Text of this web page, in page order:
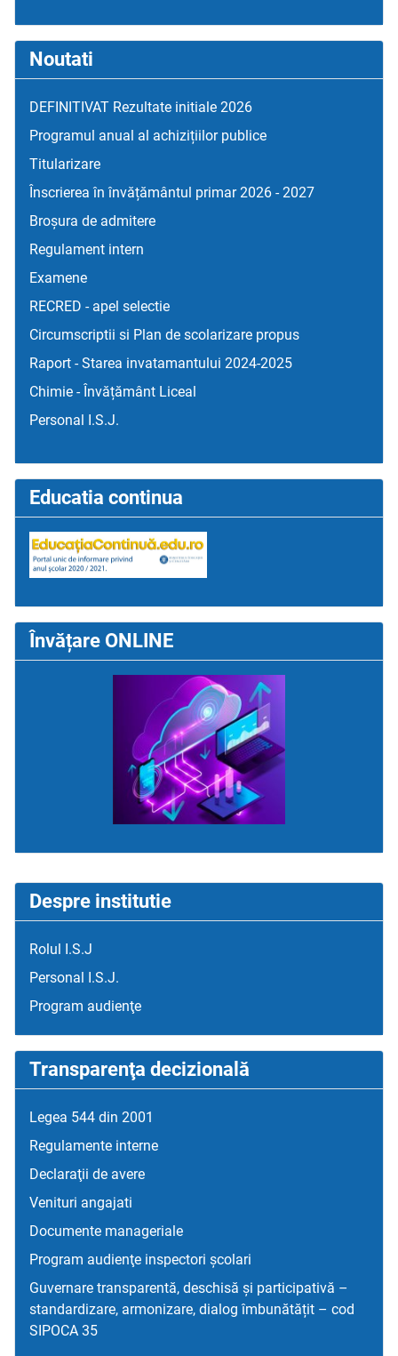
Despre institutie
Rolul I.S.J
Personal I.S.J.
Program audienţe
Transparenţa decizională
Legea 544 din 2001
Regulamente interne
Declaraţii de avere
Venituri angajati
Documente manageriale
Program audienţe inspectori școlari
Guvernare transparentă, deschisă și participativă –
standardizare, armonizare, dialog îmbunătățit – cod
SIPOCA 35
Noutati
DEFINITIVAT Rezultate initiale 2026
Programul anual al achizițiilor publice
Titularizare
Înscrierea în învățământul primar 2026 - 2027
Broșura de admitere
Regulament intern
Examene
RECRED - apel selectie
Circumscriptii si Plan de scolarizare propus
Raport - Starea invatamantului 2024-2025
Chimie - Învățământ Liceal
Personal I.S.J.
Educatia continua
Învățare ONLINE